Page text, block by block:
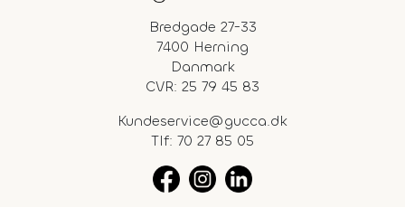
Bredgade 27-33
7400 Herning
Danmark
CVR: 25 79 45 83
Kundeservice@gucca.dk
Tlf: 70 27 85 05